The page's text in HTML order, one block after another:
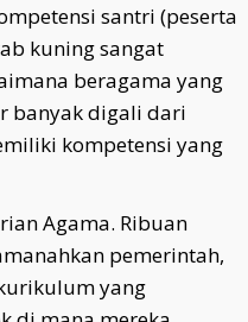
santri (peserta
kuning sangat
beragama yang
banyak digali dari
kompetensi yang
Agama. Ribuan
pemerintah,
yang